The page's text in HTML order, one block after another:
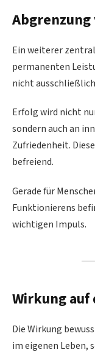
Ein weiterer
permanenten
nicht
Erfolg wird nicht
sondern auch an
Zufriedenheit.
befreiend.
Gerade für
Funktionierens
wichtigen Impuls.
Wirkung auf
Die Wirkung
im eigenen Leben,